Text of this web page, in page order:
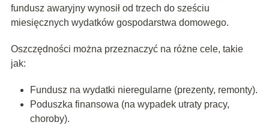
fundusz awaryjny wynosił od trzech do sześciu
miesięcznych wydatków gospodarstwa domowego.
Oszczędności można przeznaczyć na różne cele, takie
jak:
Fundusz na wydatki nieregularne (prezenty, remonty).
Poduszka finansowa (na wypadek utraty pracy,
choroby).